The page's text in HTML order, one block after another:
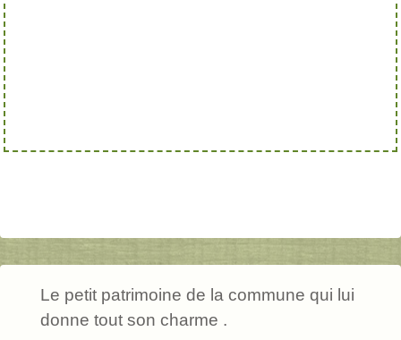
Le petit patrimoine de la commune qui lui
donne tout son charme .